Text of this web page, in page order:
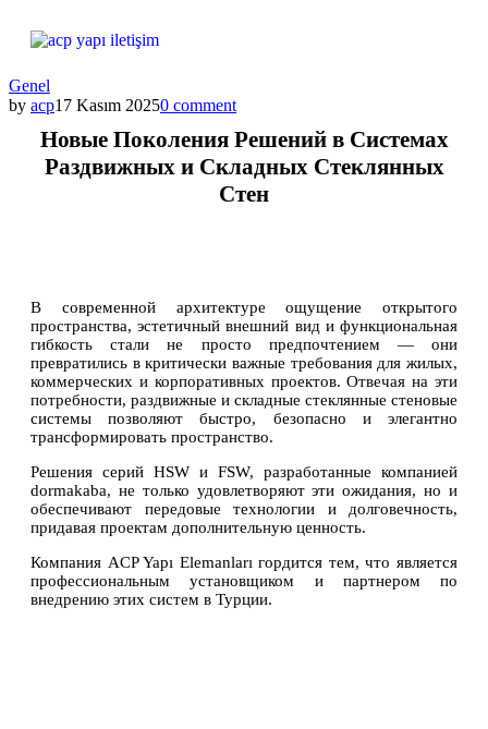
Genel
by acp17 Kasım 20250 comment
Новые Поколения Решений в Системах
Раздвижных и Складных Стеклянных
Стен
В современной архитектуре ощущение открытого
пространства, эстетичный внешний вид и функциональная
гибкость стали не просто предпочтением — они
превратились в критически важные требования для жилых,
коммерческих и корпоративных проектов. Отвечая на эти
потребности, раздвижные и складные стеклянные стеновые
системы позволяют быстро, безопасно и элегантно
трансформировать пространство.
Решения серий HSW и FSW, разработанные компанией
dormakaba, не только удовлетворяют эти ожидания, но и
обеспечивают передовые технологии и долговечность,
придавая проектам дополнительную ценность.
Компания ACP Yapı Elemanları гордится тем, что является
профессиональным установщиком и партнером по
внедрению этих систем в Турции.